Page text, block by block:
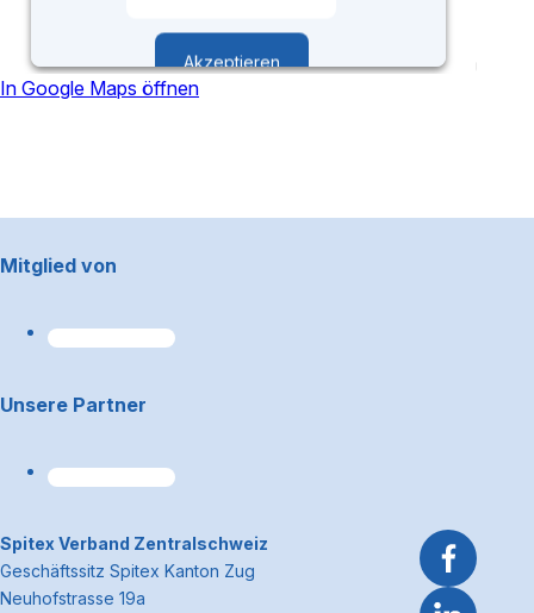
Akzeptieren
In Google Maps öffnen
Footerbereich
Mitglied von
Unsere Partner
~Kontaktinformationen
Spitex Verband Zentralschweiz
Geschäftssitz Spitex Kanton Zug
Neuhofstrasse 19a